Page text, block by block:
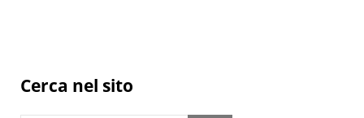
Sidebar
Cerca nel sito